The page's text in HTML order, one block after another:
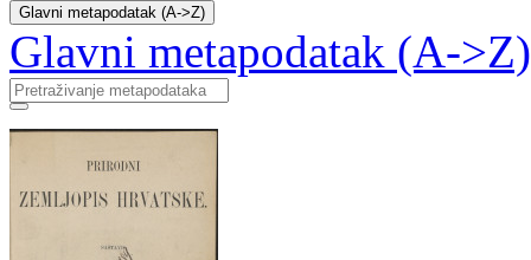
Glavni metapodatak (A->Z)
Glavni metapodatak (A->Z)